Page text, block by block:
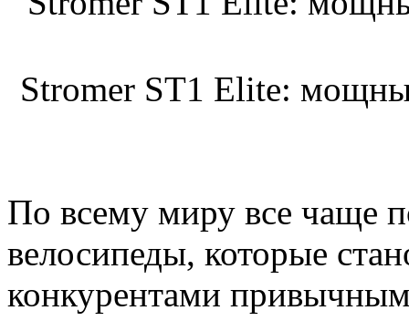
Stromer ST1 Elite:
По всему миру все чаще
велосипеды, которые
конкурентами